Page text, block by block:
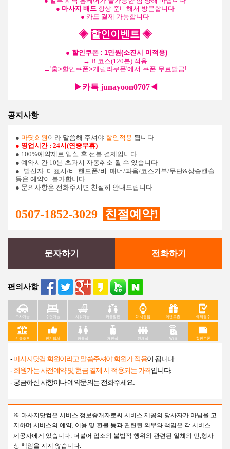
● 마사지 배드항상 준비해서 방문합니다
● 카드 결제 가능합니다
◈ 할인이벤트 ◈
● 할인쿠폰 : 1만원(소진시 미적용)
→ B 코스(120분) 적용
→'홈>할인쿠폰>게릴라쿠폰'에서 쿠폰 무료발급!
▶카톡 junayoon0707◀
공지사항
● 마닷회원 이라 말씀해 주셔야 할인적용 됩니다
● 영업시간: 24시(연중무휴)
● 100%예약제로 입실 후 선불 결제입니다
● 예약시간 10분 초과시 자동취소 될 수 있습니다
● 발신자 미표시/비 핸드폰/비 매너/과음/코스거부/무단&상습캔슬
등은 예약이 불가합니다
● 문의사항은 전화주시면 친절히 안내드립니다
0507-1852-3029 친절예약!
문자하기 전화하기
편의사항
주차가능 수면가능 샤워가능 커플할인 24시영업 이벤트중 예약필수
신규오픈 인기업체 커플실 개인실 단체실 Wi-fi 할인쿠폰
-마사지닷컴 회원이라고 말씀주셔야 회원가 적용이 됩니다.
-회원가는 사전예약 및 현금 결제 시 적용되는 가격입니다.
- 궁금하신 사항이나 예약문의는 전화주세요.
※ 마사지닷컴은 서비스 정보중개자로써 서비스 제공의 당사자가 아님을 고
지하며 서비스의 예약, 이용 및 환불 등과 관련된 의무와 책임은 각 서비스
제공자에게 있습니다. 더불어 업소의 불법적 행위와 관련된 일체의 민,형사
상 책임을 지지 않습니다.